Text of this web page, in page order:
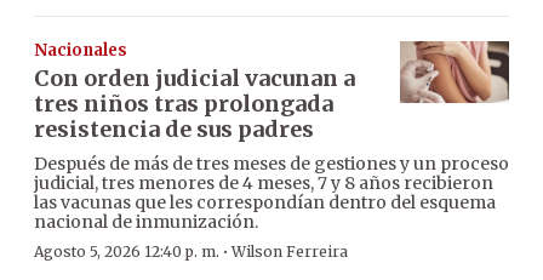
Nacionales
Con orden judicial vacunan a
tres niños tras prolongada
resistencia de sus padres
Después de más de tres meses de gestiones y un proceso
judicial, tres menores de 4 meses, 7 y 8 años recibieron
las vacunas que les correspondían dentro del esquema
nacional de inmunización.
Agosto 5, 2026 12:40 p. m. ·Wilson Ferreira